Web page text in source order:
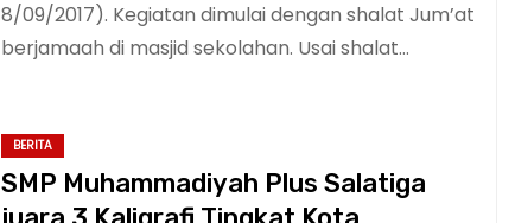
8/09/2017). Kegiatan dimulai dengan shalat Jum’at
berjamaah di masjid sekolahan. Usai shalat…
BERITA
SMP Muhammadiyah Plus Salatiga